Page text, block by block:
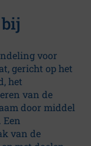
voor
gericht op het
het
van de
door middel
van de